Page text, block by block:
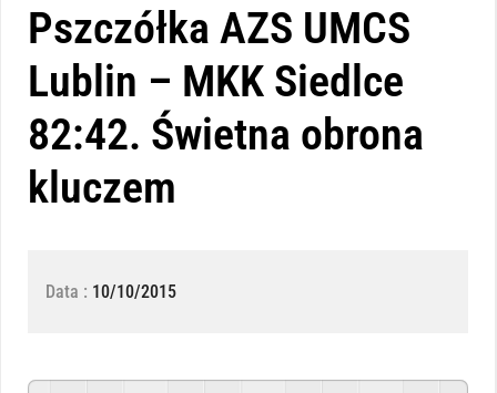
Pszczółka AZS UMCS
Lublin – MKK Siedlce
82:42. Świetna obrona
kluczem
Data : 10/10/2015